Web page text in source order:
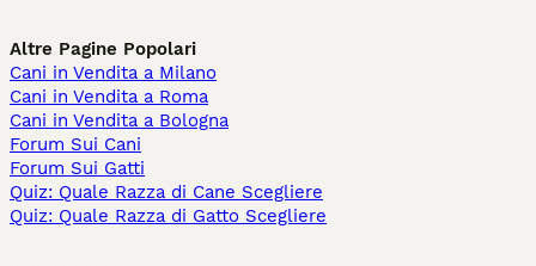
Altre Pagine Popolari
Cani in Vendita a Milano
Cani in Vendita a Roma
Cani in Vendita a Bologna
Forum Sui Cani
Forum Sui Gatti
Quiz: Quale Razza di Cane Scegliere
Quiz: Quale Razza di Gatto Scegliere